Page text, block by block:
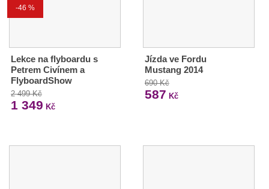
-46 %
Lekce na flyboardu s
Petrem Civínem a
FlyboardShow
2 499 Kč
1 349 Kč
Jízda ve Fordu
Mustang 2014
690 Kč
587 Kč